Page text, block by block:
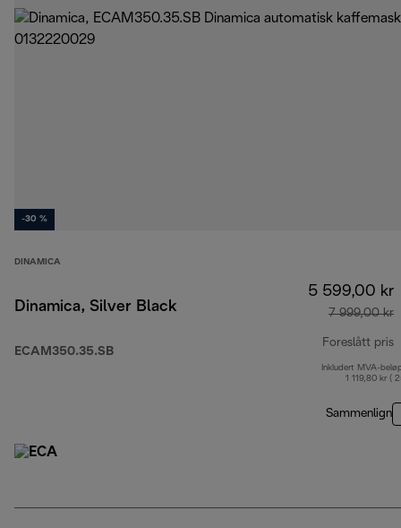
-30 %
DINAMICA
Dinamica, Silver Black
ECAM350.35.SB
5 599,00 kr
7 999,00 kr
Foreslått pris
Inkludert MVA-
1 119,80 kr (
Sammenlign